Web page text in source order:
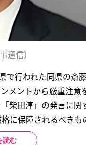
通信）
で行われた同県の斎
メントから厳重注
柴田淳」の発言に
に保障されるべきも
読む